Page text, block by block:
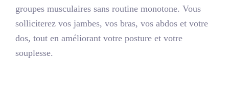
groupes musculaires sans routine monotone. Vous
solliciterez vos jambes, vos bras, vos abdos et votre
dos, tout en améliorant votre posture et votre
souplesse.